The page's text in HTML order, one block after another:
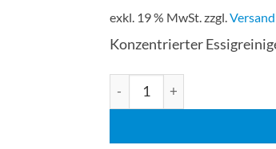
exkl. 19 % MwSt.zzgl.
Konzentrierter
E.J. Essigreiniger Extra Profi-